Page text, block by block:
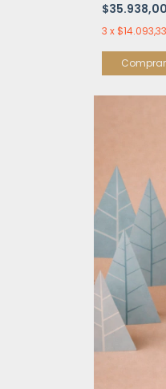
$35.938,00
3 x $14.093,33
Comprar